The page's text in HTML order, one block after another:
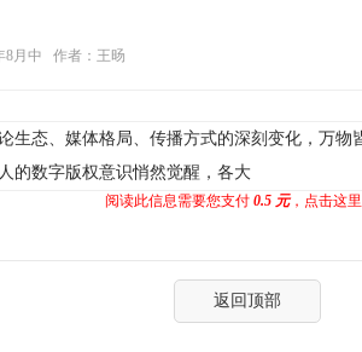
8月中
作者：王旸
态、媒体格局、传播方式的深刻变化，万物
的数字版权意识悄然觉醒，各大
阅读此信息需要您支付 0.5 元，点击这
返回顶部